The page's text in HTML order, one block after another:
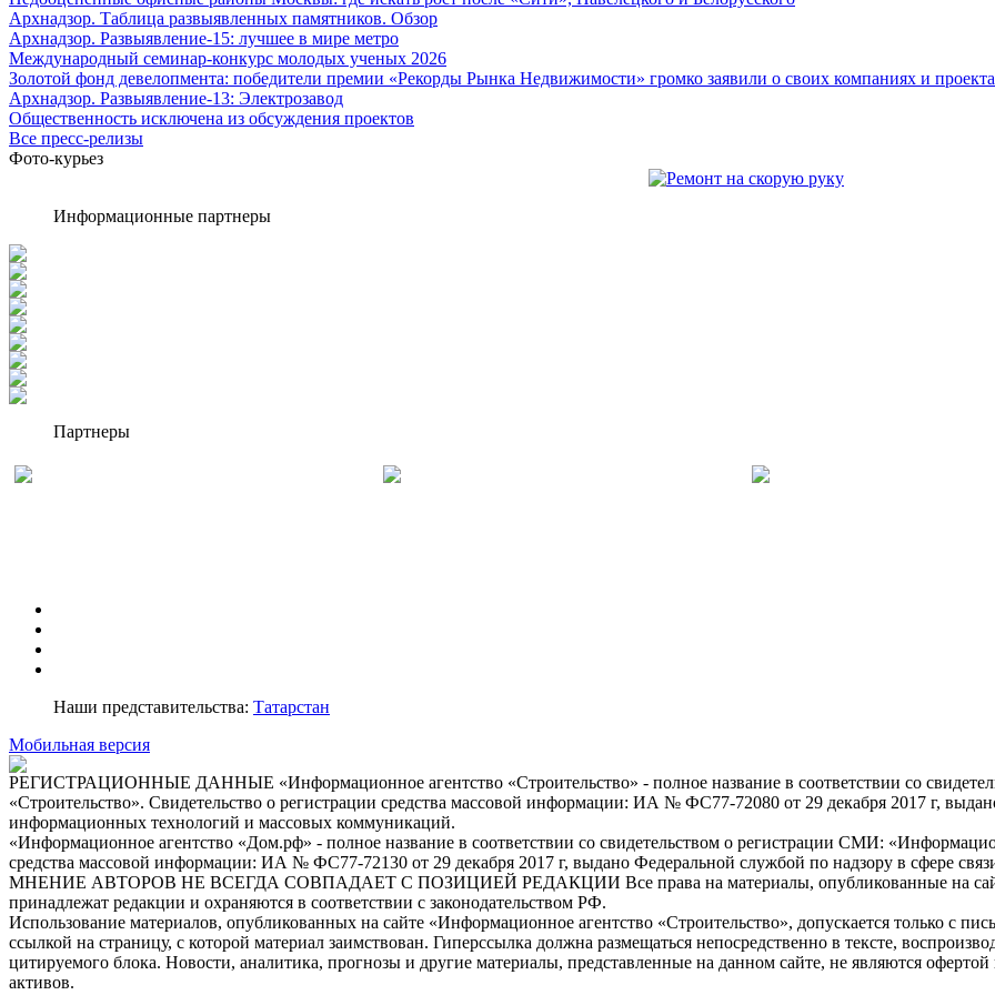
Архнадзор. Таблица развыявленных памятников. Обзор
Архнадзор. Развыявление-15: лучшее в мире метро
Международный семинар-конкурс молодых ученых 2026
Золотой фонд девелопмента: победители премии «Рекорды Рынка Недвижимости» громко заявили о своих компаниях и
Архнадзор. Развыявление-13: Электрозавод
Общественность исключена из обсуждения проектов
Все пресс-релизы
Фото-курьез
Информационные партнеры
Партнеры
Наши представительства: Татарстан
Мобильная версия
РЕГИСТРАЦИОННЫЕ ДАННЫЕ «Информационное агентство «Строительство» - полное название в соответствии со
«Строительство». Свидетельство о регистрации средства массовой информации: ИА № ФС77-72080 от 29 декабря 2017 г,
информационных технологий и массовых коммуникаций.
«Информационное агентство «Дом.рф» - полное название в соответствии со свидетельством о регистрации СМИ:
средства массовой информации: ИА № ФС77-72130 от 29 декабря 2017 г, выдано Федеральной службой по надзору в сфере
МНЕНИЕ АВТОРОВ НЕ ВСЕГДА СОВПАДАЕТ С ПОЗИЦИЕЙ РЕДАКЦИИ Все права на материалы, опубликованные на сайте
принадлежат редакции и охраняются в соответствии с законодательством РФ.
Использование материалов, опубликованных на сайте «Информационное агентство «Строительство», допускается только с
ссылкой на страницу, с которой материал заимствован. Гиперссылка должна размещаться непосредственно в тексте,
цитируемого блока. Новости, аналитика, прогнозы и другие материалы, представленные на данном сайте, не являются
активов.